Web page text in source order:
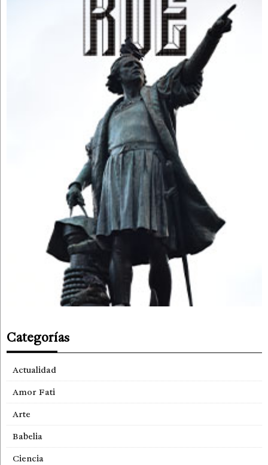
Categorías
Actualidad
Amor Fati
Arte
Babelia
Ciencia